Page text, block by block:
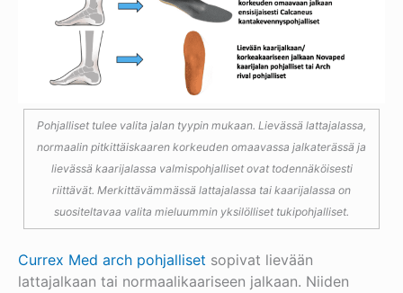
Pohjalliset tulee valita jalan tyypin mukaan. Lievässä lattajalassa,
normaalin pitkittäiskaaren korkeuden omaavassa jalkaterässä ja
lievässä kaarijalassa valmispohjalliset ovat todennäköisesti
riittävät. Merkittävämmässä lattajalassa tai kaarijalassa on
suositeltavaa valita mieluummin yksilölliset tukipohjalliset.
Currex Med arch pohjalliset sopivat lievään
lattajalkaan tai normaalikaariseen jalkaan. Niiden